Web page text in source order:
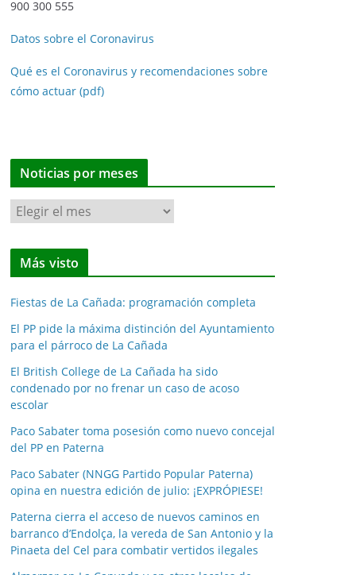
900 300 555
Datos sobre el Coronavirus
Qué es el Coronavirus y recomendaciones sobre
cómo actuar (pdf)
Noticias por meses
N
o
t
i
a
s
p
o
r
m
e
e
Más visto
Fiestas de La Cañada: programación completa
El PP pide la máxima distinción del Ayuntamiento
para el párroco de La Cañada
El British College de La Cañada ha sido
condenado por no frenar un caso de acoso
escolar
Paco Sabater toma posesión como nuevo concejal
del PP en Paterna
Paco Sabater (NNGG Partido Popular Paterna)
opina en nuestra edición de julio: ¡EXPRÓPIESE!
Paterna cierra el acceso de nuevos caminos en
barranco d’Endolça, la vereda de San Antonio y la
Pinaeta del Cel para combatir vertidos ilegales